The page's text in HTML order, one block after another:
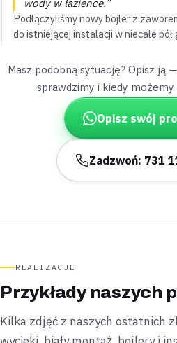
wody w łazience.”
Podłączyliśmy nowy bojler z
do istniejącej instalacji w niecałe
Zamontowane W pół godziny
blok z wielkiej płyty
„Mimo zakręconych kranów
przestawał się kręcić.”
Sprawdziliśmy podejścia jedno po
przeciekający zawór kątowy za
Zacisze kamienica
„O połowę wzrósł rachunek za
się nie zmieniło.”
Próbą ciśnieniową sprawdziliśmy
namierzyliśmy przeciek pod
Masz podobną sytuację? Opisz ją
sprawdzimy i kiedy możemy
Opisz swój
Zadzwoń: 731
REALIZACJE
Przykłady naszych
Kilka zdjęć z naszych ostatnich